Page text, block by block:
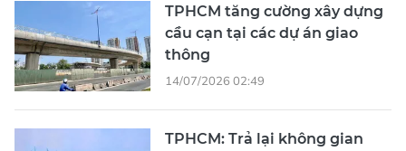
TPHCM tăng cường xây dựng
cầu cạn tại các dự án giao
thông
14/07/2026 02:49
TPHCM: Trả lại không gian